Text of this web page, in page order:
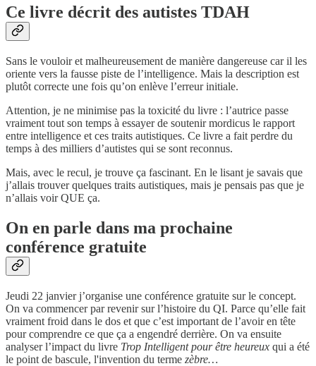
Ce livre décrit des autistes TDAH
Sans le vouloir et malheureusement de manière dangereuse car il les
oriente vers la fausse piste de l’intelligence. Mais la description est
plutôt correcte une fois qu’on enlève l’erreur initiale.
Attention, je ne minimise pas la toxicité du livre : l’autrice passe
vraiment tout son temps à essayer de soutenir mordicus le rapport
entre intelligence et ces traits autistiques. Ce livre a fait perdre du
temps à des milliers d’autistes qui se sont reconnus.
Mais, avec le recul, je trouve ça fascinant. En le lisant je savais que
j’allais trouver quelques traits autistiques, mais je pensais pas que je
n’allais voir QUE ça.
On en parle dans ma prochaine
conférence gratuite
Jeudi 22 janvier j’organise une conférence gratuite sur le concept.
On va commencer par revenir sur l’histoire du QI. Parce qu’elle fait
vraiment froid dans le dos et que c’est important de l’avoir en tête
pour comprendre ce que ça a engendré derrière. On va ensuite
analyser l’impact du livre Trop Intelligent pour être heureux qui a été
le point de bascule, l'invention du terme zèbre…